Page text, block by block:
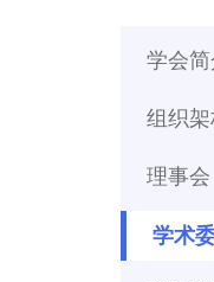
学会简
组织架
理事会
学术